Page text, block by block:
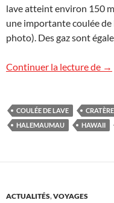
lave atteint environ 150
une importante coulée de
photo). Des gaz sont
Continuer la lecture de →
COULÉE DE LAVE CRATÈRE
HALEMAUMAU
HAWAII
ACTUALITÉS,VOYAGES